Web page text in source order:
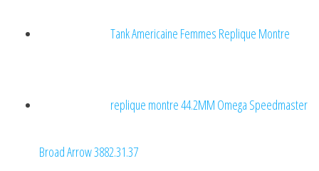
Tank Americaine Femmes Replique Montre
replique montre 44.2MM Omega Speedmaster
Broad Arrow 3882.31.37